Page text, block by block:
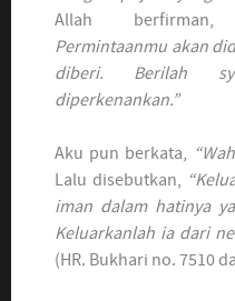
Allah
Permintaanmu akan
diberi. Berilah
diperkenankan.”
Aku pun berkata,
Lalu disebutkan,
iman dalam hatinya
Keluarkanlah ia dari
(HR. Bukhari no. 7510